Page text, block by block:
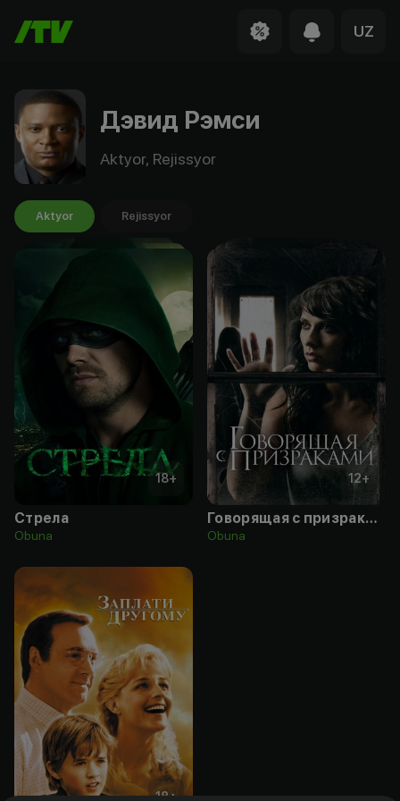
UZ
Дэвид Рэмси
Aktyor, Rejissyor
Aktyor Rejissyor
18+
Стрела
Obuna
12+
Говорящая с призраками
Obuna
18+